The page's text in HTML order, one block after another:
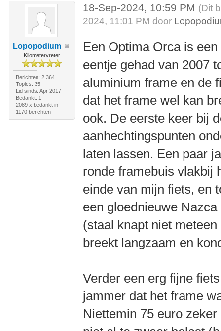
Lopopodium
Kilometervreter
Berichten: 2.364
Topics: 35
Lid sinds: Apr 2017
Bedankt: 1
2089 x bedankt in
1170 berichten
18-Sep-2024, 10:59 PM (Dit
2024, 11:01 PM door
Een Optima Orca is
eentje gehad van 2007
aluminium frame en de
dat het frame wel kan
ook. De eerste keer bij
aanhechtingspunten
laten lassen. Een paar
ronde framebuis vlakbij
einde van mijn fiets, en
een gloednieuwe
(staal knapt niet
breekt langzaam en
Verder een erg fijne
jammer dat het frame
Niettemin 75 euro